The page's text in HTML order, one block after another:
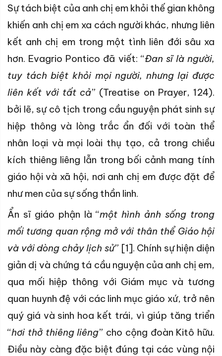
Sự tách biệt của anh chị em khỏi thế gian không
khiến anh chị em xa cách người khác, nhưng liên
kết anh chị em trong một tình liên đới sâu xa
hơn. Evagrio Pontico đã viết: “Đan sĩ là người,
tuy tách biệt khỏi mọi người, nhưng lại được
liên kết với tất cả” (Treatise on Prayer, 124).
bởi lẽ, sự cô tịch trong cầu nguyện phát sinh sự
hiệp thông và lòng trắc ẩn đối với toàn thể
nhân loại và mọi loài thụ tạo, cả trong chiều
kích thiêng liêng lẫn trong bối cảnh mang tính
giáo hội và xã hội, nơi anh chị em được đặt để
như men của sự sống thần linh.
Ẩn sĩ giáo phận là “một hình ảnh sống trong
mối tương quan rộng mở với thân thể Giáo hội
và với dòng chảy lịch sử” [1]. Chính sự hiện diện
giản dị và chứng tá cầu nguyện của anh chị em,
qua mối hiệp thông với Giám mục và tương
quan huynh đệ với các linh mục giáo xứ, trở nên
quý giá và sinh hoa kết trái, vì giúp tăng triển
“hơi thở thiêng liêng” cho cộng đoàn Kitô hữu.
Điều này càng đặc biệt đúng tại các vùng nội